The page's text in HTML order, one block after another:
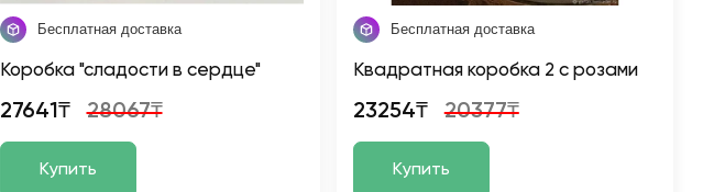
Бесплатная доставка
Коробка "сладости в сердце"
27641₸ 28067₸
Купить
Бесплатная доставка
Квадратная коробка 2 с розами
23254₸ 20377₸
Купить